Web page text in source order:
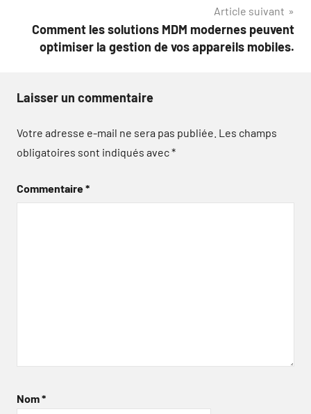
Article suivant
Comment les solutions MDM modernes peuvent
optimiser la gestion de vos appareils mobiles.
Laisser un commentaire
Votre adresse e-mail ne sera pas publiée. Les champs
obligatoires sont indiqués avec*
Commentaire*
Nom*